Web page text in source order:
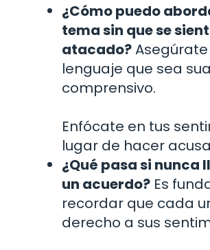
¿Cómo puedo
tema sin que se
atacado?
lenguaje que sea
comprensivo.
Enfócate en tus
lugar de hacer
¿Qué pasa si nunca
un acuerdo? Es
recordar que cada
derecho a sus